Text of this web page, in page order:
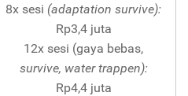
8x sesi (adaptation survive):
Rp3,4 juta
12x sesi (gaya bebas,
survive, water trappen):
Rp4,4 juta